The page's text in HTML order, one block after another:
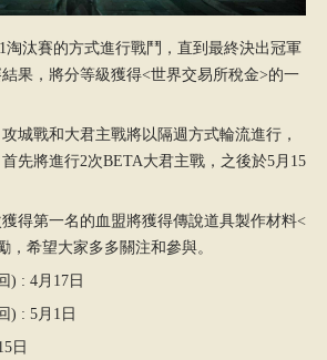
淘汰賽的方式進行戰鬥，直到最終決出冠軍
果，將分等級獲得<世界交易所稅金>的一
城戰和大君主戰將以隔週方式輪流進行，
先將進行2次BETA大君主戰，之後於5月15
得第一名的血盟將獲得傳說道具製作材料<
，希望大家多多關注和參與。
) : 4月17日
) : 5月1日
日